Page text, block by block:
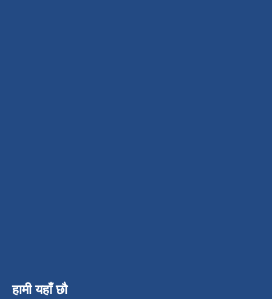
हामी यहाँ छौ